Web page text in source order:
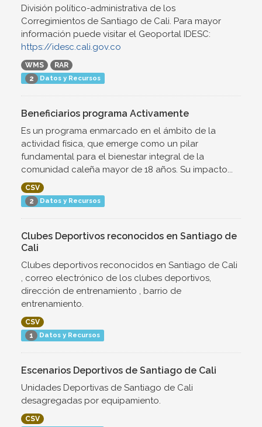
División político-administrativa de los
Corregimientos de Santiago de Cali. Para mayor
información puede visitar el Geoportal IDESC:
https://idesc.cali.gov.co
WMS
RAR
2 Datos y Recursos
Beneficiarios programa Activamente
Es un programa enmarcado en el ámbito de la
actividad física, que emerge como un pilar
fundamental para el bienestar integral de la
comunidad caleña mayor de 18 años. Su impacto...
CSV
2 Datos y Recursos
Clubes Deportivos reconocidos en Santiago de
Cali
Clubes deportivos reconocidos en Santiago de Cali
, correo electrónico de los clubes deportivos,
dirección de entrenamiento , barrio de
entrenamiento.
CSV
1 Datos y Recursos
Escenarios Deportivos de Santiago de Cali
Unidades Deportivas de Santiago de Cali
desagregadas por equipamiento.
CSV